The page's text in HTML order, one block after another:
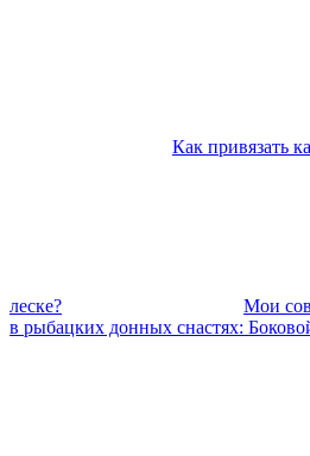
Как привязать
леске?
Мои
в рыбацких донных снастях: